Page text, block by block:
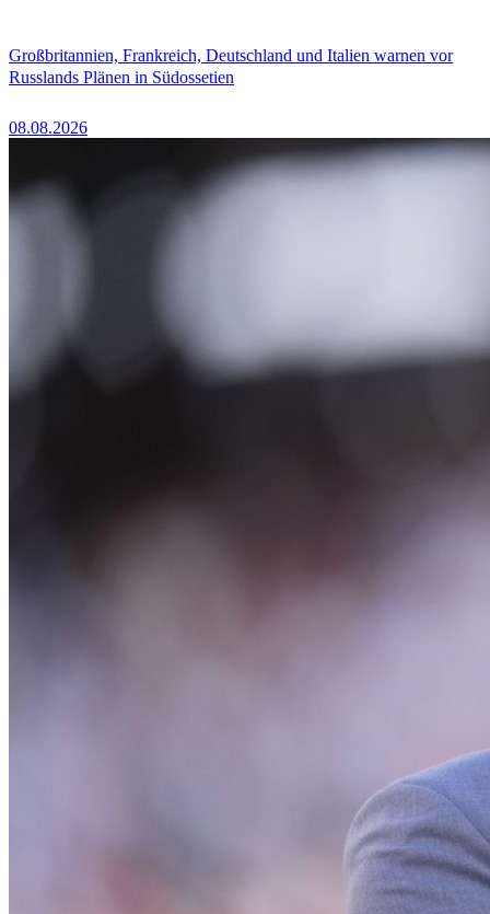
Großbritannien, Frankreich, Deutschland und Italien warnen vor
Russlands Plänen in Südossetien
08.08.2026